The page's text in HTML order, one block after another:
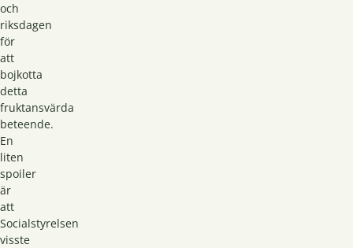
och
riksdagen
för
att
bojkotta
detta
fruktansvärda
beteende.
En
liten
spoiler
är
att
Socialstyrelsen
visste